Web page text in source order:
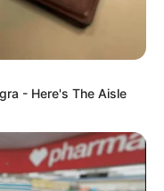
- Here's The Aisle